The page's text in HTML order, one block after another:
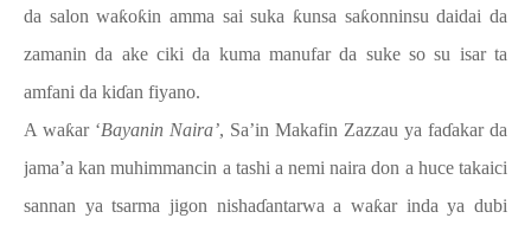
da salon waƙoƙin amma sai suka ƙunsa saƙonninsu daidai da
zamanin da ake ciki da kuma manufar da suke so su isar ta
amfani da kiɗan fiyano.
A waƙar ‘Bayanin Naira’, Sa’in Makafin Zazzau ya faɗakar da
jama’a kan muhimmancin a tashi a nemi naira don a huce takaici
sannan ya tsarma jigon nishaɗantarwa a waƙar inda ya dubi